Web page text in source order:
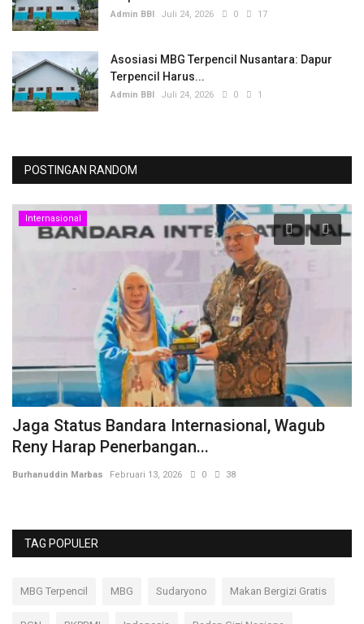
Admin BBI Juli 24, 2026 0 17
Asosiasi MBG Terpencil Nusantara: Dapur
Terpencil Harus...
Admin BBI Juli 24, 2026 0 1
POSTINGAN RANDOM
Internasional
Jaga Status Bandara Internasional, Wagub
Reny Harap Penerbangan...
Burhanuddin Marbas Februari 13, 2026 0 38
TAG POPULER
MBG Terpencil MBG Sudaryono Makan Bergizi Gratis